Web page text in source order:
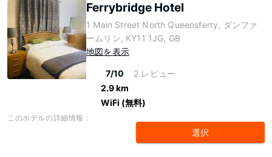
Ferrybridge Hotel
1 Main Street North Queensferry, ダンファ
ームリン, KY11 1JG, GB
地図を表示
7/10
2 レビュー
2.9 km
WiFi (無料)
このホテルの詳細情報：
選択